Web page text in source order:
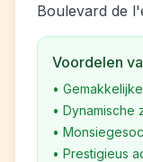
Boulevard de
Voordelen
•
• Dynamische
•
• Prestigieus